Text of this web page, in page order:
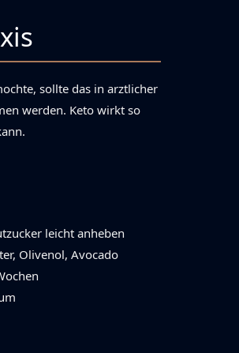
sollte das in arztlicher
werden. Keto wirkt so
leicht anheben
Olivenol, Avocado